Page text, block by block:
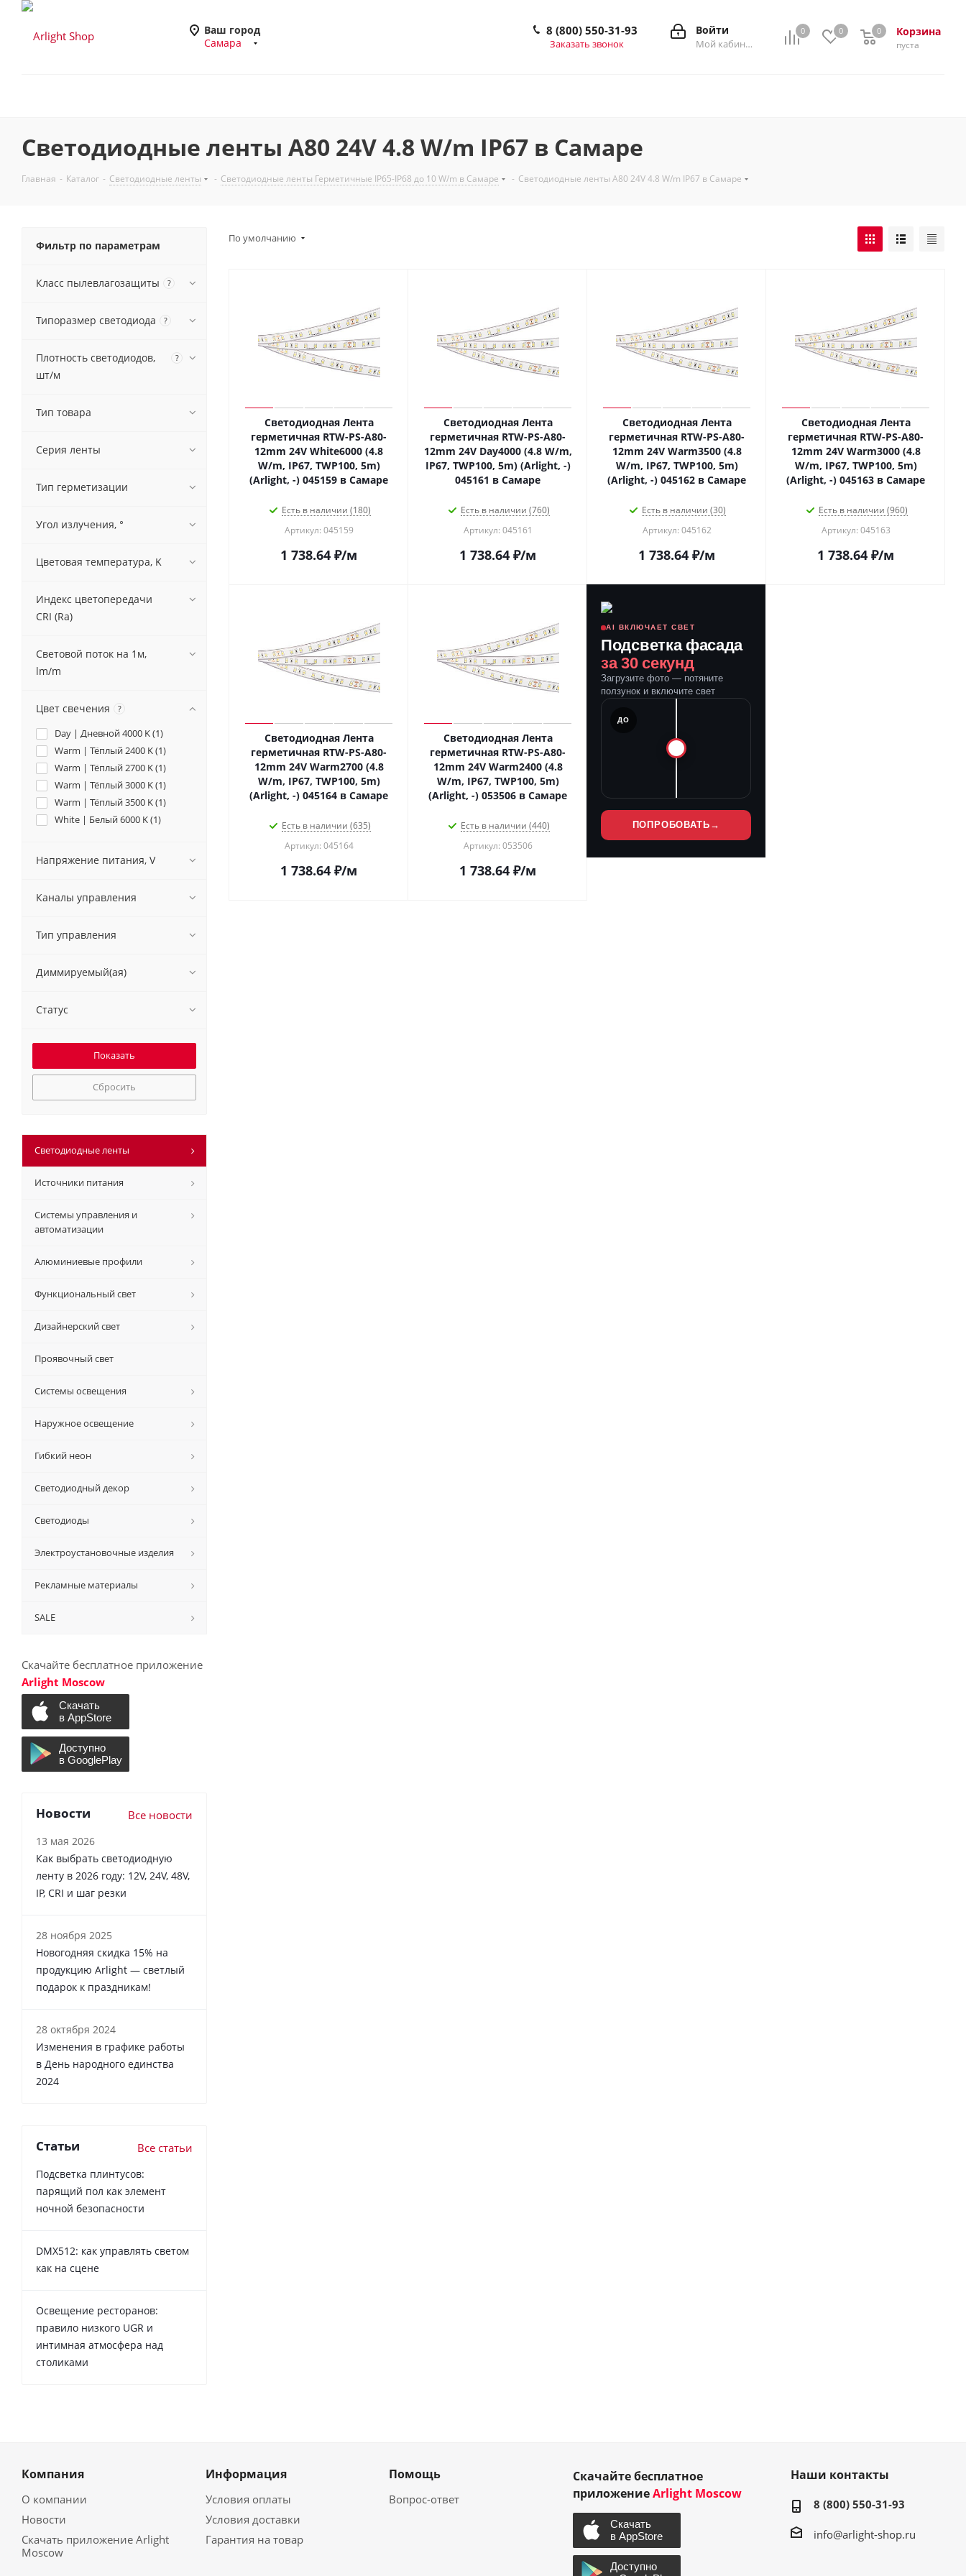
Ваш город
Самара
0 0 Корзина
0
пуста
0
Войти
Мой кабинет
8 (800) 550-31-93
Заказать звонок
Светодиодные ленты A80 24V 4.8 W/m IP67 в Самаре
Главная - Каталог - Светодиодные ленты - Светодиодные ленты Герметичные IP65-IP68 до 10 W/m в Самаре - Светодиодные ленты A80 24V 4.8 W/m IP67 в Самаре
По умолчанию
Светодиодная Лента
герметичная RTW-PS-A80-
12mm 24V White6000 (4.8
W/m, IP67, TWP100, 5m)
(Arlight, -) 045159 в Самаре
Есть в наличии (180)
Артикул: 045159
1 738.64 ₽/м
Светодиодная Лента
герметичная RTW-PS-A80-
12mm 24V Day4000 (4.8 W/m,
IP67, TWP100, 5m) (Arlight, -)
045161 в Самаре
Есть в наличии (760)
Артикул: 045161
1 738.64 ₽/м
Светодиодная Лента
герметичная RTW-PS-A80-
12mm 24V Warm3500 (4.8
W/m, IP67, TWP100, 5m)
(Arlight, -) 045162 в Самаре
Есть в наличии (30)
Артикул: 045162
1 738.64 ₽/м
Светодиодная Лента
герметичная RTW-PS-A80-
12mm 24V Warm3000 (4.8
W/m, IP67, TWP100, 5m)
(Arlight, -) 045163 в Самаре
Есть в наличии (960)
Артикул: 045163
1 738.64 ₽/м
Светодиодная Лента
герметичная RTW-PS-A80-
12mm 24V Warm2700 (4.8
W/m, IP67, TWP100, 5m)
(Arlight, -) 045164 в Самаре
Есть в наличии (635)
Артикул: 045164
1 738.64 ₽/м
Светодиодная Лента
герметичная RTW-PS-A80-
12mm 24V Warm2400 (4.8
W/m, IP67, TWP100, 5m)
(Arlight, -) 053506 в Самаре
Есть в наличии (440)
Артикул: 053506
1 738.64 ₽/м
AI ВКЛЮЧАЕТ СВЕТ
Подсветка фасада
за 30 секунд
Загрузите фото — потяните
ползунок и включите свет
ДО
ПОПРОБОВАТЬ →
Фильтр по параметрам
Класс пылевлагозащиты ?
Типоразмер светодиода ?
Плотность светодиодов,
шт/м
?
Тип товара
Серия ленты
Тип герметизации
Угол излучения, °
Цветовая температура, K
Индекс цветопередачи
CRI (Ra)
Световой поток на 1м,
lm/m
Цвет свечения ?
Day | Дневной 4000 K (1)
Warm | Тёплый 2400 K (1)
Warm | Тёплый 2700 K (1)
Warm | Тёплый 3000 K (1)
Warm | Тёплый 3500 K (1)
White | Белый 6000 K (1)
Напряжение питания, V
Каналы управления
Тип управления
Диммируемый(ая)
Статус
Сбросить
Светодиодные ленты
Источники питания
Системы управления и
автоматизации
Алюминиевые профили
Функциональный свет
Дизайнерский свет
Проявочный свет
Системы освещения
Наружное освещение
Гибкий неон
Светодиодный декор
Светодиоды
Электроустановочные изделия
Рекламные материалы
SALE
Скачайте бесплатное приложение
Arlight Moscow
Новости Все новости
13 мая 2026
Как выбрать светодиодную
ленту в 2026 году: 12V, 24V, 48V,
IP, CRI и шаг резки
28 ноября 2025
Новогодняя скидка 15% на
продукцию Arlight — светлый
подарок к праздникам!
28 октября 2024
Изменения в графике работы
в День народного единства
2024
Статьи Все статьи
Подсветка плинтусов:
парящий пол как элемент
ночной безопасности
DMX512: как управлять светом
как на сцене
Освещение ресторанов:
правило низкого UGR и
интимная атмосфера над
столиками
Компания
О компании
Новости
Скачать приложение Arlight
Moscow
Информация
Условия оплаты
Условия доставки
Гарантия на товар
Помощь
Вопрос-ответ
Скачайте бесплатное
приложениеArlight Moscow
Наши контакты
8 (800) 550-31-93
info@arlight-shop.ru